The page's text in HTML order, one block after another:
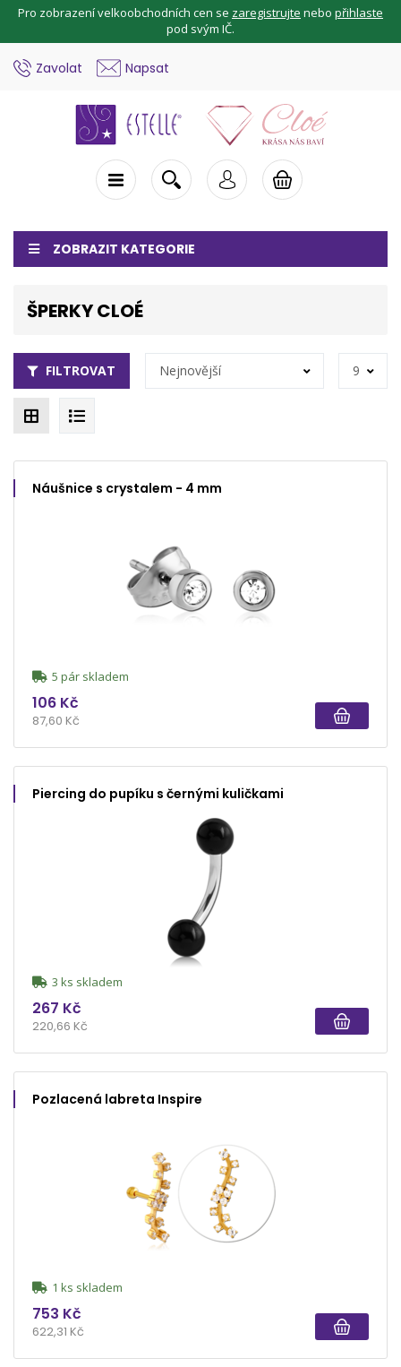
Pro zobrazení velkoobchodních cen se zaregistrujte nebo přihlaste
pod svým IČ.
Zavolat Napsat
ZOBRAZIT KATEGORIE
ŠPERKY CLOÉ
FILTROVAT Nejnovější 9
Náušnice s crystalem - 4 mm
5 pár skladem
106 Kč
87,60 Kč
Piercing do pupíku s černými kuličkami
3 ks skladem
267 Kč
220,66 Kč
Pozlacená labreta Inspire
1 ks skladem
753 Kč
622,31 Kč